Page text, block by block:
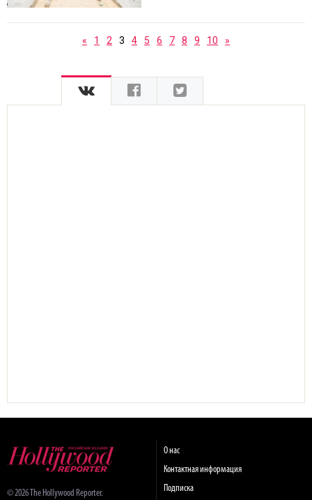
« 1 2 3 4 5 6 7 8 9 10 »
© 2026 The Hollywood Reporter.
О нас
Контактная информация
Подписка